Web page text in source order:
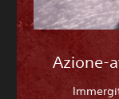
Azione-